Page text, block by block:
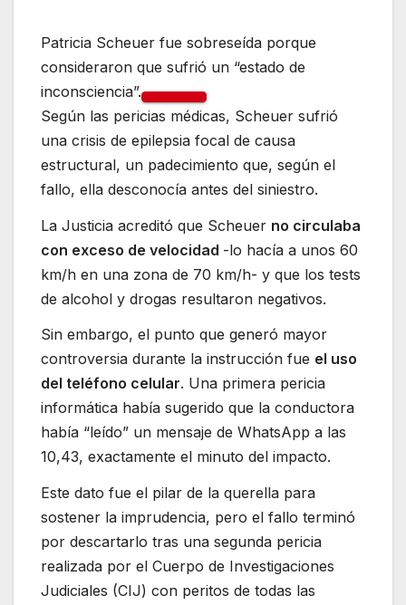
Patricia Scheuer fue sobreseída porque
consideraron que sufrió un “estado de
inconsciencia”.
Según las pericias médicas, Scheuer sufrió
una crisis de epilepsia focal de causa
estructural, un padecimiento que, según el
fallo, ella desconocía antes del siniestro.
La Justicia acreditó que Scheuer no circulaba
con exceso de velocidad -lo hacía a unos 60
km/h en una zona de 70 km/h- y que los tests
de alcohol y drogas resultaron negativos.
Sin embargo, el punto que generó mayor
controversia durante la instrucción fue el uso
del teléfono celular. Una primera pericia
informática había sugerido que la conductora
había “leído” un mensaje de WhatsApp a las
10,43, exactamente el minuto del impacto.
Este dato fue el pilar de la querella para
sostener la imprudencia, pero el fallo terminó
por descartarlo tras una segunda pericia
realizada por el Cuerpo de Investigaciones
Judiciales (CIJ) con peritos de todas las